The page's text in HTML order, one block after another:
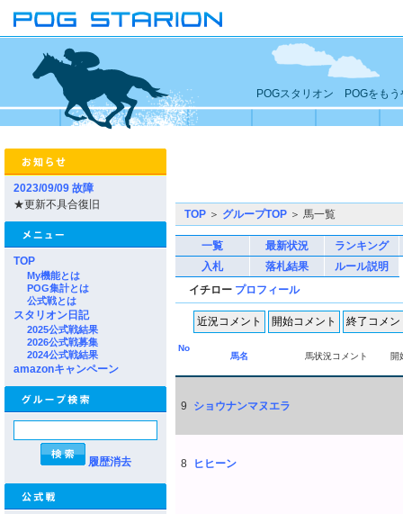
POGスタリオン POGをもう
2023/09/09 故障
★更新不具合復旧
TOP
My機能とは
POG集計とは
公式戦とは
スタリオン日記
2025公式戦結果
2026公式戦募集
2024公式戦結果
amazonキャンペーン
履歴消去
TOP ＞ グループTOP ＞ 馬一覧
一覧 最新状況
ランキング
入札
落札結果
ルール説明
イチロー プロフィール
No
馬名
馬状況コメント 開
9 ショウナンマヌエラ
8 ヒヒーン